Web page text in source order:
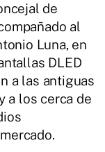
de
al
Luna, en
DLED
a las antiguas
a los cerca de